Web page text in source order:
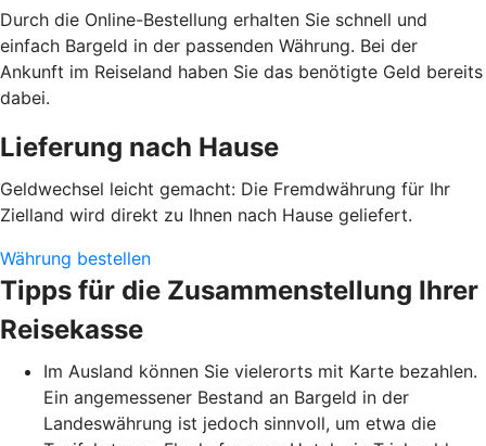
Durch die Online-Bestellung erhalten Sie schnell und
einfach Bargeld in der passenden Währung. Bei der
Ankunft im Reiseland haben Sie das benötigte Geld bereits
dabei.
Lieferung nach Hause
Geldwechsel leicht gemacht: Die Fremdwährung für Ihr
Zielland wird direkt zu Ihnen nach Hause geliefert.
Währung bestellen
Tipps für die Zusammenstellung Ihrer
Reisekasse
Im Ausland können Sie vielerorts mit Karte bezahlen.
Ein angemessener Bestand an Bargeld in der
Landeswährung ist jedoch sinnvoll, um etwa die